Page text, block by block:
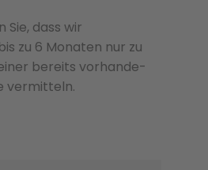
dass wir
zu 6 Monaten nur zu
bere­its vorhan­de­
ver­mit­teln.